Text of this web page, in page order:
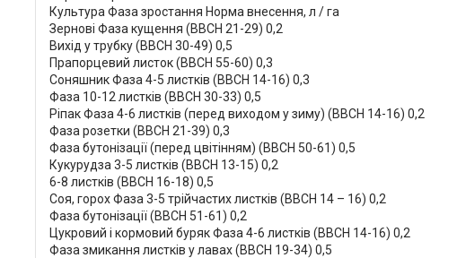
Культура Фаза зростання Норма внесення, л / га
Зернові Фаза кущення (ВВСН 21-29) 0,2
Вихід у трубку (ВВСН 30-49) 0,5
Прапорцевий листок (ВВСН 55-60) 0,3
Соняшник Фаза 4-5 листків (ВВСН 14-16) 0,3
Фаза 10-12 листків (ВВСН 30-33) 0,5
Ріпак Фаза 4-6 листків (перед виходом у зиму) (ВВСН 14-16) 0,2
Фаза розетки (ВВСН 21-39) 0,3
Фаза бутонізації (перед цвітінням) (ВВСН 50-61) 0,5
Кукурудза 3-5 листків (ВВСН 13-15) 0,2
6-8 листків (ВВСН 16-18) 0,5
Соя, горох Фаза 3-5 трійчастих листків (ВВСН 14 – 16) 0,2
Фаза бутонізації (ВВСН 51-61) 0,2
Цукровий і кормовий буряк Фаза 4-6 листків (ВВСН 14-16) 0,2
Фаза змикання листків у лавах (ВВСН 19-34) 0,5